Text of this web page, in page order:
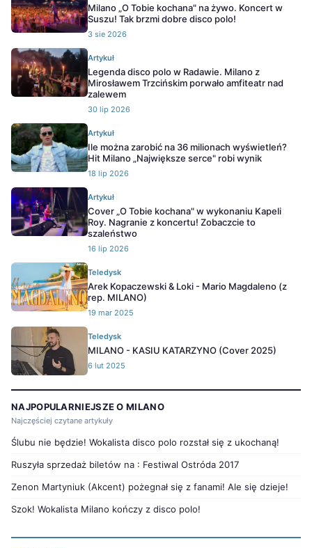
Milano „O Tobie kochana" na żywo. Koncert w
Suszu! Tak brzmi dobre disco polo!
3 sie 2026
Artykuł
Legenda disco polo w Radawie. Milano z
Mirosławem Trzcińskim porwało amfiteatr nad
zalewem
30 lip 2026
Artykuł
Ile można zarobić na 36 milionach wyświetleń?
Hit Milano „Największe serce" robi wynik
18 lip 2026
Artykuł
Cover „O Tobie kochana" w wykonaniu Kapeli
Roy. Nagranie z koncertu! Zobaczcie to
szaleństwo
16 lip 2026
Teledysk
Arek Kopaczewski & Loki - Mario Magdaleno (z
rep. MILANO)
19 mar 2025
Teledysk
MILANO - KASIU KATARZYNO (Cover 2025)
6 lut 2025
NAJPOPULARNIEJSZE O MILANO
Najczęściej czytane artykuły
Ślubu nie będzie! Wokalista disco polo rozstał się z ukochaną!
Ruszyła sprzedaż biletów na : Festiwal Ostróda 2017
Zenon Martyniuk (Akcent) pożegnał się z fanami! Ale się dzieje!
Szok! Wokalista Milano kończy z disco polo!